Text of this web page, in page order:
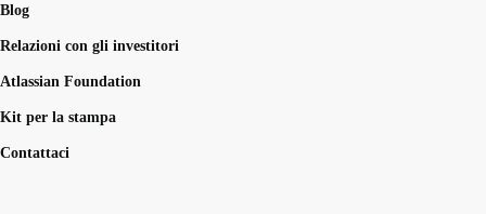
Blog
Relazioni con gli investitori
Atlassian Foundation
Kit per la stampa
Contattaci